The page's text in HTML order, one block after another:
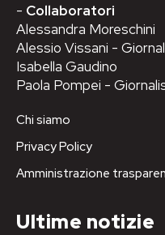
- Collaboratori
Alessandra Moreschini
Alessio Vissani -
Isabella Gaudino
Paola Pompei -
Chi siamo
Privacy Policy
Amministrazione
Ultime notizie